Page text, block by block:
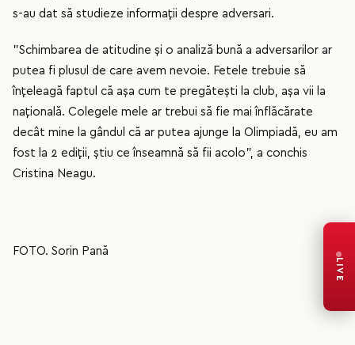
s-au dat să studieze informații despre adversari.
”Schimbarea de atitudine și o analiză bună a adversarilor ar
putea fi plusul de care avem nevoie. Fetele trebuie să
înțeleagă faptul că așa cum te pregătești la club, așa vii la
națională. Colegele mele ar trebui să fie mai înflăcărate
decât mine la gândul că ar putea ajunge la Olimpiadă, eu am
fost la 2 ediții, știu ce înseamnă să fii acolo”, a conchis
Cristina Neagu.
FOTO. Sorin Pană
LIVE